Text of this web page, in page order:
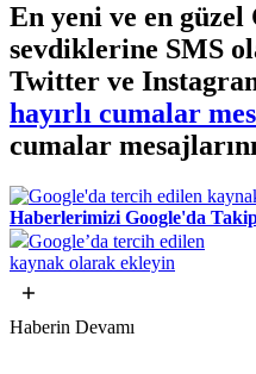
En yeni ve en
sevdiklerine SMS
Twitter ve
hayırlı cumalar
cumalar
Haberlerimizi Google'da
Google’da tercih edilen
kaynak olarak ekleyin
Haberin Devamı